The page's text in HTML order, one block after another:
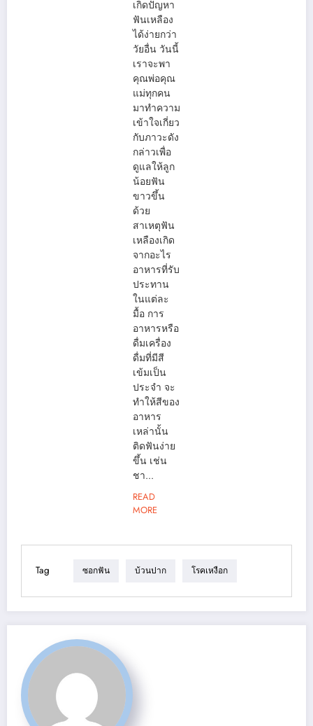
เกิดปัญหา
ฟันเหลือง
ได้ง่ายกว่า
วัยอื่น วันนี้
เราจะพา
คุณพ่อคุณ
แม่ทุกคน
มาทำความ
เข้าใจเกี่ยว
กับภาวะดัง
กล่าวเพื่อ
ดูแลให้ลูก
น้อยฟัน
ขาวขึ้น
ด้วย
สาเหตุฟัน
เหลืองเกิด
จากอะไร
อาหารที่รับ
ประทาน
ในแต่ละ
มื้อ การ
อาหารหรือ
ดื่มเครื่อง
ดื่มที่มีสี
เข้มเป็น
ประจำ จะ
ทำให้สีของ
อาหาร
เหล่านั้น
ติดฟันง่าย
ขึ้น เช่น
ชา...
READ
MORE
Tag ซอกฟัน บ้วนปาก โรคเหงือก